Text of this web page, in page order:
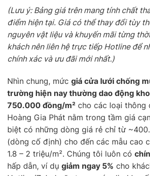
(Lưu ý: Bảng giá trên mang tính chất
điểm hiện tại. Giá có thể thay đổi tùy
nguyên vật liệu và khuyến mãi từng
khách nên liên hệ trực tiếp Hotline để
chính xác và ưu đãi mới nhất.)
Nhìn chung, mức giá cửa lưới chống
trường hiện nay thường dao động
750.000 đồng/m² cho các loại thông
Hoàng Gia Phát nằm trong tầm giá
biệt có những dòng giá rẻ chỉ từ
(dòng cố định) cho đến các mẫu cao
1.8 – 2 triệu/m². Chúng tôi luôn có
hấp dẫn, ví dụ giảm ngay 5% cho